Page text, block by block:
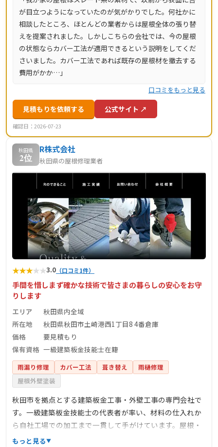
が目立つようになっていたのが気がかりでした。何社かに
相談したところ、ほとんどの業者からは屋根全体の張り替
えを提案されました。しかしこちらの会社では、今の屋根
の状態ならカバー工法が適用できるという説明をしてくだ
さいました。カバー工法であれば既存の屋根材を撤去する
費用がかか…」
口コミをもっと見る
見積もりを依頼する 公式サイト ↗
確認日：2026-07-23
秋田県
2位
R株式会社
秋田県の屋根修理業者
★★★★★3.0 （口コミ1件）
手間を惜しまず確かな技術で皆さまの暮らしの安心をお守
りします
エリア
秋田県内全域
所在地
秋田県秋田市土崎港西1丁目8 4番倉庫
価格
要見積もり
保有資格 一級建築板金技能士在籍
雨漏り修理 カバー工法 葺き替え
雨樋修理
屋根外壁塗装
秋田市を拠点とする建築板金工事・外壁工事の専門会社で
す。一級建築板金技能士の代表者が率い、材料の仕入れか
ら自社工場での加工まで一貫して手がけています。屋根・
外壁・雨樋の工事に対応し、お客様の建物に最適な材料と
もっと見る